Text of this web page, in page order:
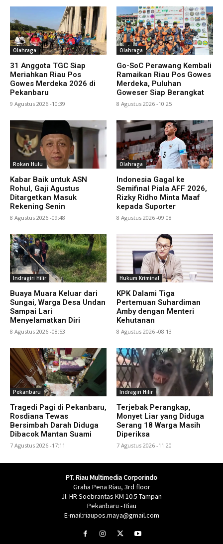
Olahraga
31 Anggota TGC Siap
Meriahkan Riau Pos
Gowes Merdeka 2026 di
Pekanbaru
9 Agustus 2026 -10:39
Olahraga
Go-SoC Perawang Kembali
Ramaikan Riau Pos Gowes
Merdeka, Puluhan
Goweser Siap Berangkat
8 Agustus 2026 -10:25
Rokan Hulu
Kabar Baik untuk ASN
Rohul, Gaji Agustus
Ditargetkan Masuk
Rekening Senin
8 Agustus 2026 -09:48
Olahraga
Indonesia Gagal ke
Semifinal Piala AFF 2026,
Rizky Ridho Minta Maaf
kepada Suporter
8 Agustus 2026 -09:08
Indragiri Hilir
Buaya Muara Keluar dari
Sungai, Warga Desa Undan
Sampai Lari
Menyelamatkan Diri
8 Agustus 2026 -08:53
Hukum Kriminal
KPK Dalami Tiga
Pertemuan Suhardiman
Amby dengan Menteri
Kehutanan
8 Agustus 2026 -08:13
Pekanbaru
Tragedi Pagi di Pekanbaru,
Rosdiana Tewas
Bersimbah Darah Diduga
Dibacok Mantan Suami
7 Agustus 2026 -17:11
Indragiri Hilir
Terjebak Perangkap,
Monyet Liar yang Diduga
Serang 18 Warga Masih
Diperiksa
7 Agustus 2026 -11:20
PT. Riau Multimedia Corporindo
Graha Pena Riau, 3rd floor
Jl. HR Soebrantas KM 10.5 Tampan
Pekanbaru - Riau
E-mail:riaupos.maya@gmail.com